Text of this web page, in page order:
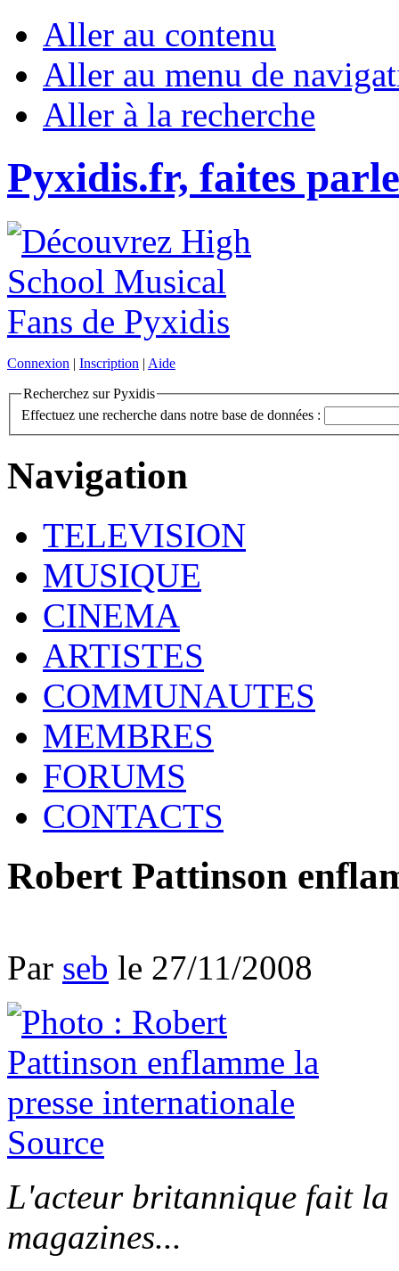
Aller au contenu
Aller au menu de
Aller à la recherche
Pyxidis.fr, faites
Connexion | Inscription | Aide
Recherchez sur Pyxidis
Effectuez une recherche dans notre base de données :
Navigation
TELEVISION
MUSIQUE
CINEMA
ARTISTES
COMMUNAUTES
MEMBRES
FORUMS
CONTACTS
Robert Pattinson
Par seb le 27/11/2008
Source
L'acteur britannique fait la
magazines...